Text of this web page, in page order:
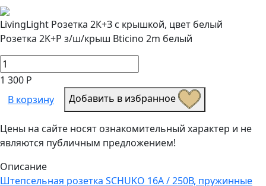
LivingLight Розетка 2К+З с крышкой, цвет белый
Розетка 2K+P з/ш/крыш Bticino 2m белый
1 300 Р
В корзину
Добавить в избранное
Цены на сайте носят ознакомительный характер и не
являются публичным предложением!
Описание
Штепсельная розетка SCHUKO 16А / 250В, пружинные